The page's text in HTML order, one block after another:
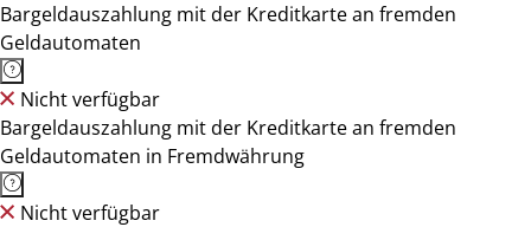
Bargeldauszahlung mit der Kreditkarte an fremden
Geldautomaten
Nicht verfügbar
Bargeldauszahlung mit der Kreditkarte an fremden
Geldautomaten in Fremdwährung
Nicht verfügbar